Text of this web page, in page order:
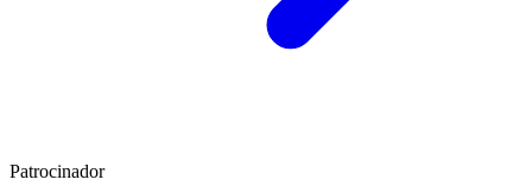
Patrocinador